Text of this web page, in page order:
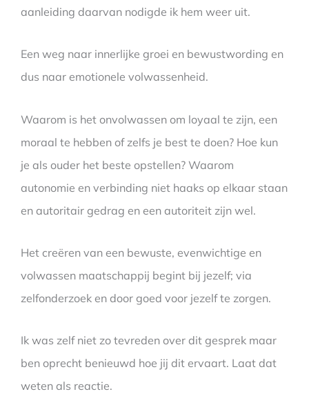
aanleiding daarvan nodigde ik hem weer uit.
Een weg naar innerlijke groei en bewustwording en
dus naar emotionele volwassenheid.
Waarom is het onvolwassen om loyaal te zijn, een
moraal te hebben of zelfs je best te doen? Hoe kun
je als ouder het beste opstellen? Waarom
autonomie en verbinding niet haaks op elkaar staan
en autoritair gedrag en een autoriteit zijn wel.
Het creëren van een bewuste, evenwichtige en
volwassen maatschappij begint bij jezelf; via
zelfonderzoek en door goed voor jezelf te zorgen.
Ik was zelf niet zo tevreden over dit gesprek maar
ben oprecht benieuwd hoe jij dit ervaart. Laat dat
weten als reactie.